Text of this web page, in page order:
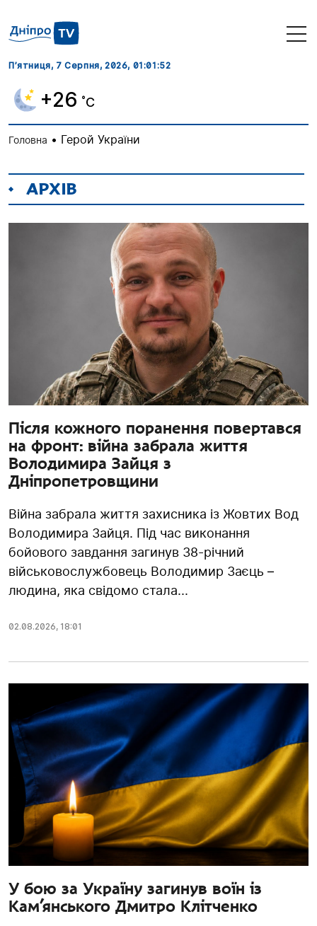
П’ятниця, 7 Серпня, 2026, 01:01:53
+26 ˚C
Головна • Герой України
АРХІВ
Після кожного поранення повертався
на фронт: війна забрала життя
Володимира Зайця з
Дніпропетровщини
Війна забрала життя захисника із Жовтих Вод
Володимира Зайця. Під час виконання
бойового завдання загинув 38-річний
військовослужбовець Володимир Заєць –
людина, яка свідомо стала...
02.08.2026, 18:01
У бою за Україну загинув воїн із
Кам’янського Дмитро Клітченко